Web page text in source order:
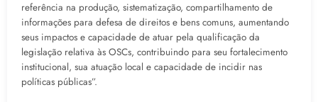
referência na produção, sistematização, compartilhamento de
informações para defesa de direitos e bens comuns, aumentando
seus impactos e capacidade de atuar pela qualificação da
legislação relativa às OSCs, contribuindo para seu fortalecimento
institucional, sua atuação local e capacidade de incidir nas
políticas públicas”.